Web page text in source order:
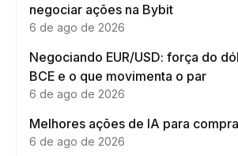
negociar ações na Bybit
6 de ago de 2026
Negociando EUR/USD: força do
BCE e o que movimenta o par
6 de ago de 2026
Melhores ações de IA para
6 de ago de 2026